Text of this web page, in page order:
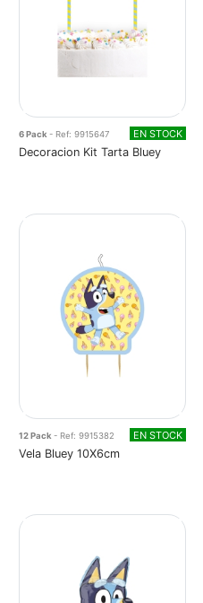
6 Pack- Ref: 9915647 EN STOCK
Decoracion Kit Tarta Bluey
12 Pack - Ref: 9915382 EN STOCK
Vela Bluey 10X6cm